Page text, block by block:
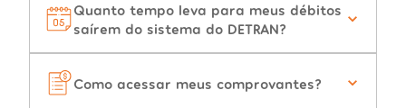
Quanto tempo leva para meus débitos
saírem do sistema do DETRAN?
Como acessar meus comprovantes?